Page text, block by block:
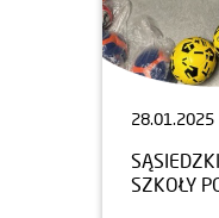
28.01.2025
SZKOŁY